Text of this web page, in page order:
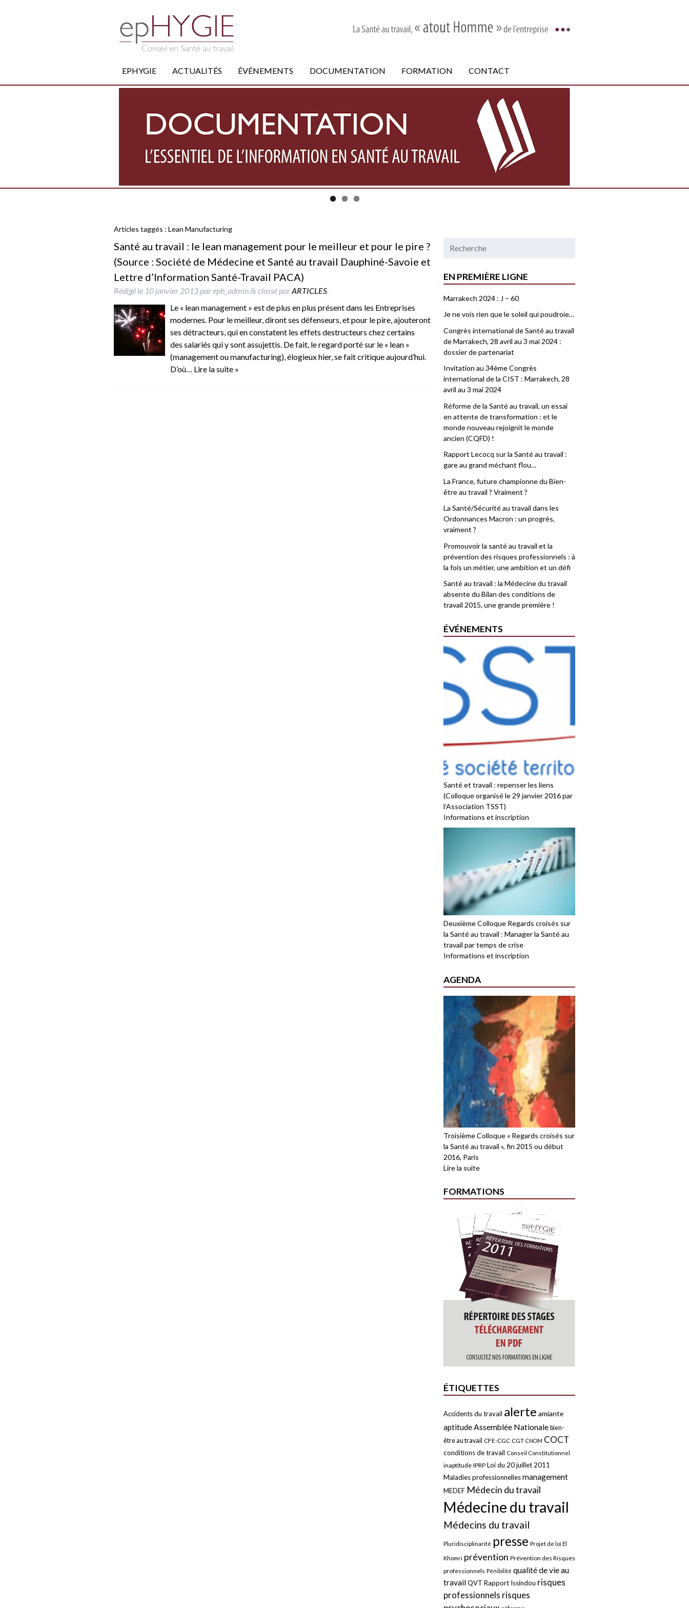
EPHYGIE ACTUALITÉS ÉVÉNEMENTS DOCUMENTATION FORMATION CONTACT
Articles taggés : Lean Manufacturing
Santé au travail : le lean management pour le meilleur et pour le pire ?
(Source : Société de Médecine et Santé au travail Dauphiné-Savoie et
Lettre d’Information Santé-Travail PACA)
Rédigé le 10 janvier 2013 pareph_admin &classé parARTICLES.
Le « lean management » est de plus en plus présent dans les Entreprises
modernes. Pour le meilleur, diront ses défenseurs, et pour le pire, ajouteront
ses détracteurs, qui en constatent les effets destructeurs chez certains
des salariés qui y sont assujettis. De fait, le regard porté sur le « lean »
(management ou manufacturing), élogieux hier, se fait critique aujourd’hui.
D’où… Lire la suite »
EN PREMIÈRE LIGNE
Marrakech 2024 : J – 60
Je ne vois rien que le soleil qui poudroie…
Congrès international de Santé au travail
de Marrakech, 28 avril au 3 mai 2024 :
dossier de partenariat
Invitation au 34ème Congrès
international de la CIST : Marrakech, 28
avril au 3 mai 2024
Réforme de la Santé au travail, un essai
en attente de transformation : et le
monde nouveau rejoignit le monde
ancien (CQFD) !
Rapport Lecocq sur la Santé au travail :
gare au grand méchant flou…
La France, future championne du Bien-
être au travail ? Vraiment ?
La Santé/Sécurité au travail dans les
Ordonnances Macron : un progrès,
vraiment ?
Promouvoir la santé au travail et la
prévention des risques professionnels : à
la fois un métier, une ambition et un défi
Santé au travail : la Médecine du travail
absente du Bilan des conditions de
travail 2015, une grande première !
ÉVÉNEMENTS
Santé et travail : repenser les liens
(Colloque organisé le 29 janvier 2016 par
l’Association TSST)
Informations et inscription
Deuxième Colloque Regards croisés sur
la Santé au travail : Manager la Santé au
travail par temps de crise
Informations et inscription
AGENDA
Troisième Colloque « Regards croisés sur
la Santé au travail », fin 2015 ou début
2016, Paris
Lire la suite
FORMATIONS
ÉTIQUETTES
Accidents du travail alerte amiante
aptitudeAssemblée Nationale bien-
être au travail CFE-CGC CGT CNOM COCT
conditions de travail Conseil Constitutionnel
inaptitude IPRP Loi du 20 juillet 2011
Maladies professionnellesmanagement
MEDEF Médecin du travail
Médecine du travail
Médecins du travail
Pluridisciplinarité presse Projet de loi El
Khomri prévention Prévention des Risques
professionnels Pénibilité qualité de vie au
travailQVT Rapport Issindou risques
professionnels risques